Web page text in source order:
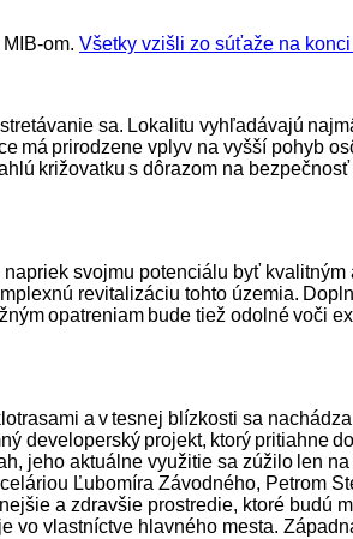
om. Všetky vzišli zo súťaže na
sa. Lokalitu vyhľadávajú
má prirodzene vplyv na vyšší pohyb
križovatku s dôrazom na
svojmu potenciálu byť
revitalizáciu tohto územia.
opatreniam bude tiež odolné voči
a v tesnej blízkosti sa
developerský projekt, ktorý pritiahne
jeho aktuálne využitie sa zúžilo len
Ľubomíra Závodného, Petrom
a zdravšie prostredie, ktoré budú
vlastníctve hlavného mesta.